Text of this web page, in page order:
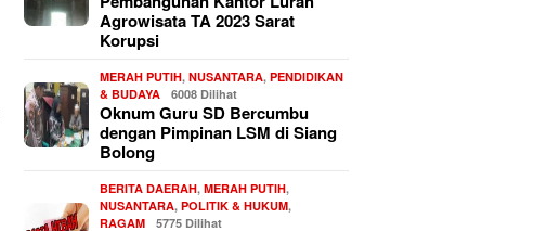
Agrowisata TA 2023 Sarat
Korupsi
MERAH PUTIH,NUSANTARA,PENDIDIKAN
& BUDAYA
6008 Dilihat
Oknum Guru SD Bercumbu
dengan Pimpinan LSM di Siang
Bolong
BERITA DAERAH,MERAH PUTIH,
NUSANTARA,POLITIK & HUKUM,
RAGAM
5775 Dilihat